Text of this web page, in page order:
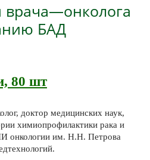
БАД
80 шт
доктор медицинских наук,
химиопрофилактики рака и
онкологии им. Н.Н. Петрова